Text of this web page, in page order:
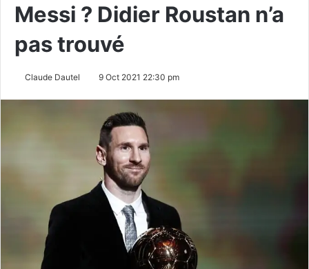
Messi ? Didier Roustan n’a
pas trouvé
Claude Dautel 9 Oct 2021 22:30 pm